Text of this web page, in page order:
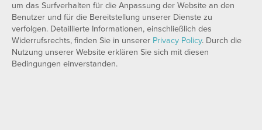
um das Surfverhalten für die Anpassung der Website an den
Benutzer und für die Bereitstellung unserer Dienste zu
verfolgen. Detaillierte Informationen, einschließlich des
Widerrufsrechts, finden Sie in unserer Privacy Policy. Durch die
Nutzung unserer Website erklären Sie sich mit diesen
Bedingungen einverstanden.